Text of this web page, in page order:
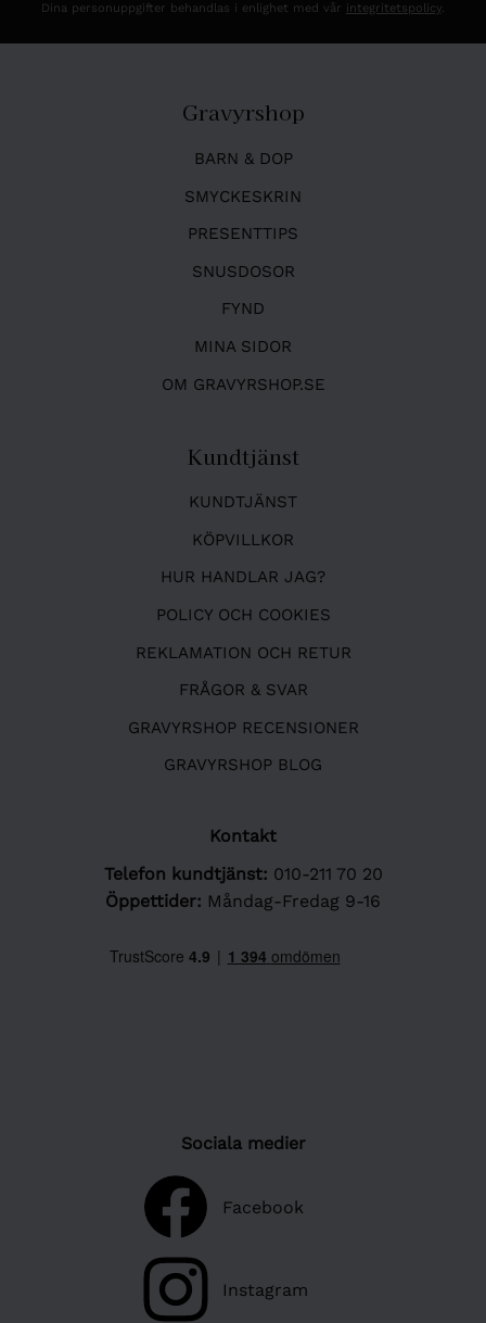
Dina personuppgifter behandlas i enlighet med vår integritetspolicy.
Gravyrshop
BARN & DOP
SMYCKESKRIN
PRESENTTIPS
SNUSDOSOR
FYND
MINA SIDOR
OM GRAVYRSHOP.SE
Kundtjänst
KUNDTJÄNST
KÖPVILLKOR
HUR HANDLAR JAG?
POLICY OCH COOKIES
REKLAMATION OCH RETUR
FRÅGOR & SVAR
GRAVYRSHOP RECENSIONER
GRAVYRSHOP BLOG
Kontakt
Telefon kundtjänst: 010-211 70 20
Öppettider: Måndag-Fredag 9-16
Sociala medier
Facebook
Instagram